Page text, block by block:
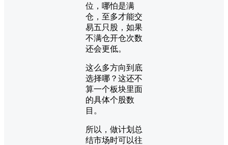
位，哪怕是满
仓，至多才能交
易五只股，如果
不满仓开仓次数
还会更低。
这么多方向到底
选择哪？这还不
算一个板块里面
的具体个股数
目。
所以，做计划总
结市场时可以往